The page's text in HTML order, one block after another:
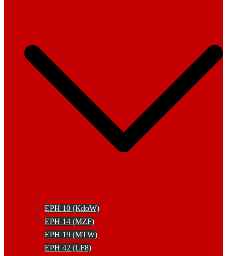
EPH 10 (KdoW)
EPH 14 (MZF)
EPH 19 (MTW)
EPH 42 (LF8)